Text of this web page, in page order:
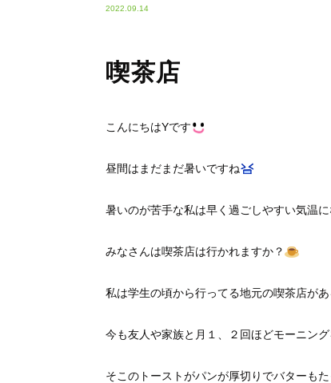
2022.09.14
喫茶店
こんにちはYです
昼間はまだまだ暑いですね
暑いのが苦手な私は早く過ごしやすい気温に
みなさんは喫茶店は行かれますか？
私は学生の頃から行ってる地元の喫茶店が
今も友人や家族と月１、２回ほどモーニング
そこのトーストがパンが厚切りでバターも